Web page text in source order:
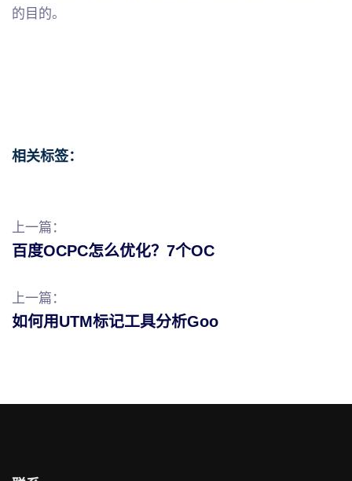
的目的。
相关标签：
上一篇：
百度OCPC怎么优化？7个OC
上一篇：
如何用UTM标记工具分析Goo